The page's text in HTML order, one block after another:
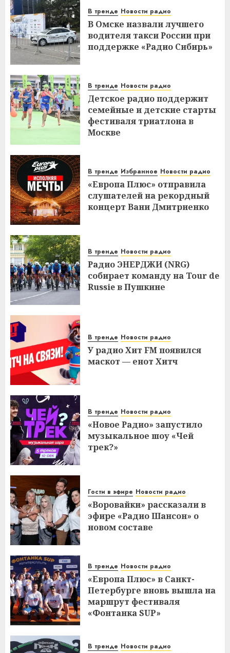
В тренде Новости радио
В Омске назвали лучшего
водителя такси России при
поддержке «Радио Сибирь»
В тренде Новости радио
Детское радио поддержит
семейные и детские старты
фестиваля триатлона в
Москве
В тренде Избранное Новости радио
«Европа Плюс» отправила
слушателей на рекордный
концерт Вани Дмитриенко
В тренде Новости радио
Радио ЭНЕРДЖИ (NRG)
собирает команду на Tour de
Russie в Пушкине
В тренде Новости радио
У радио Хит FM появился
маскот — енот Хитч
В тренде Новости радио
«Новое Радио» запустило
музыкальное шоу «Чей
трек?»
Гости в эфире Новости радио
«Воровайки» рассказали в
эфире «Радио Шансон» о
новом составе
В тренде Новости радио
«Европа Плюс» в Санкт-
Петербурге вновь вышла на
маршрут фестиваля
«Фонтанка SUP»
В тренде Новости радио